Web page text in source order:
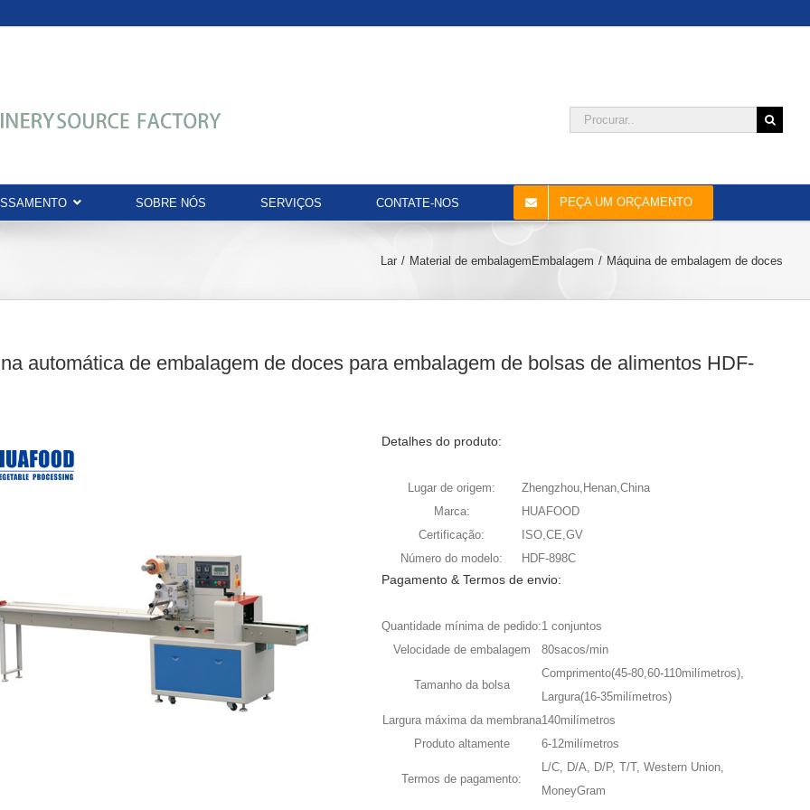
Procurar:
SOBRE NÓS SERVIÇOS CONTATE-NOS PEÇA UM ORÇAMENTO
Lar Material de embalagemEmbalagem Máquina de embalagem de doces
automática de embalagem de doces para embalagem de bolsas de alimentos HDF-
Detalhes do produto:
Lugar de origem:
Zhengzhou,Henan,China
Marca:
HUAFOOD
Certificação:
ISO,CE,GV
Número do modelo:
HDF-898C
Pagamento & Termos de envio:
Quantidade mínima de pedido:1 conjuntos
Velocidade de embalagem
80sacos/min
Tamanho da bolsa
Comprimento(45-80,60-110milímetros),
Largura(16-35milímetros)
Largura máxima da membrana140milímetros
Produto altamente
6-12milímetros
Termos de pagamento:
L/C, D/A, D/P, T/T, Western Union,
MoneyGram